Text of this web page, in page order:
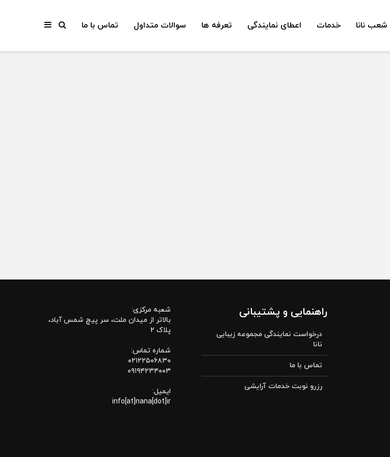
شعب نانا خدمات اعطای نمایندگی تعرفه ها سوالات متداول تماس با ما
راهنمایی و پشتیبانی
درخواست نمایندگی مجموعه زیبایی
نانا
تماس با ما
رزرو نوبت خدمات آرایشی
شعبه مرکزی:
بالاتر از میدان ملت، سر پیچ شمس آباد،
پلاک 2
شماره تماس:
۰۲۱۲۲۵۰۶۸۳۰
۰۹۱۹۴۲۳۴۰۰۳
ایمیل:
info[at]nana[dot]ir